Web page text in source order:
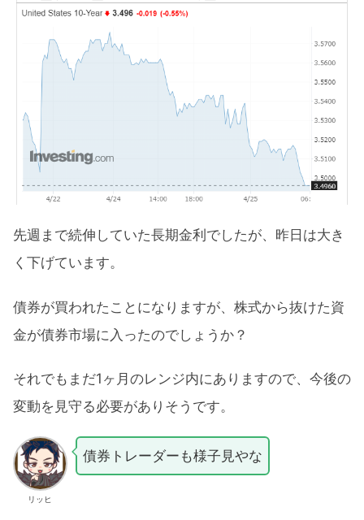
先週まで続伸していた長期金利でしたが、昨日は大き
く下げています。
債券が買われたことになりますが、株式から抜けた資
金が債券市場に入ったのでしょうか？
それでもまだ1ヶ月のレンジ内にありますので、今後の
変動を見守る必要がありそうです。
リッヒ
債券トレーダーも様子見やな